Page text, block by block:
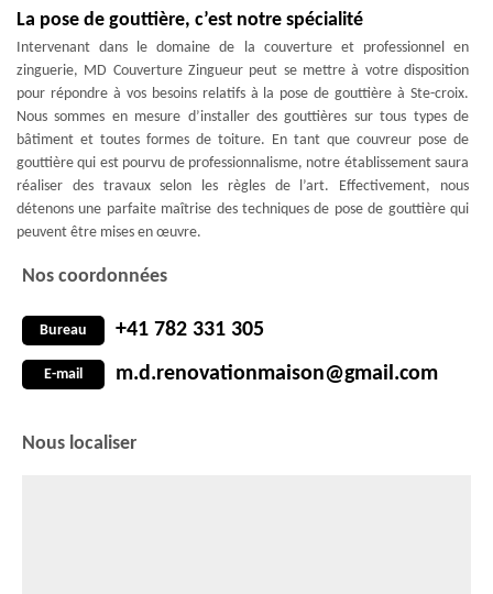
La pose de gouttière, c’est notre spécialité
Intervenant dans le domaine de la couverture et professionnel en
zinguerie, MD Couverture Zingueur peut se mettre à votre disposition
pour répondre à vos besoins relatifs à la pose de gouttière à Ste-croix.
Nous sommes en mesure d’installer des gouttières sur tous types de
bâtiment et toutes formes de toiture. En tant que couvreur pose de
gouttière qui est pourvu de professionnalisme, notre établissement saura
réaliser des travaux selon les règles de l’art. Effectivement, nous
détenons une parfaite maîtrise des techniques de pose de gouttière qui
peuvent être mises en œuvre.
Nos coordonnées
Bureau +41 782 331 305
E-mail m.d.renovationmaison@gmail.com
Nous localiser